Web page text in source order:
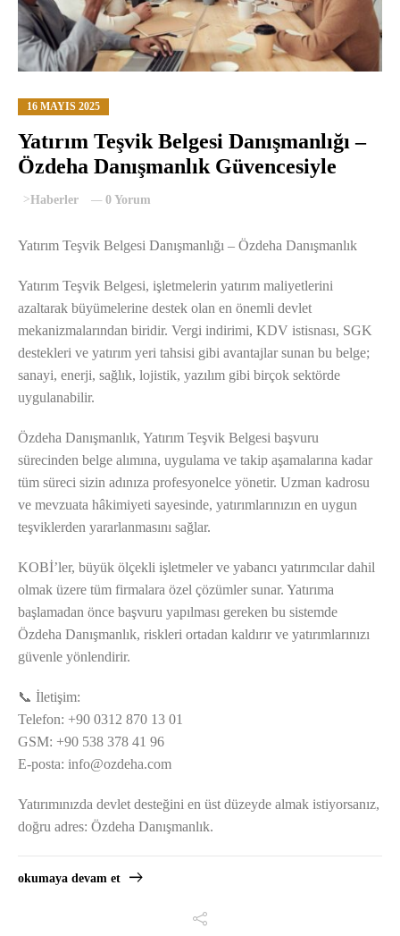
16 MAYIS 2025
Yatırım Teşvik Belgesi Danışmanlığı –
Özdeha Danışmanlık Güvencesiyle
>Haberler 0 Yorum
Yatırım Teşvik Belgesi Danışmanlığı – Özdeha Danışmanlık
Yatırım Teşvik Belgesi, işletmelerin yatırım maliyetlerini
azaltarak büyümelerine destek olan en önemli devlet
mekanizmalarından biridir. Vergi indirimi, KDV istisnası, SGK
destekleri ve yatırım yeri tahsisi gibi avantajlar sunan bu belge;
sanayi, enerji, sağlık, lojistik, yazılım gibi birçok sektörde
uygulanabilir.
Özdeha Danışmanlık, Yatırım Teşvik Belgesi başvuru
sürecinden belge alımına, uygulama ve takip aşamalarına kadar
tüm süreci sizin adınıza profesyonelce yönetir. Uzman kadrosu
ve mevzuata hâkimiyeti sayesinde, yatırımlarınızın en uygun
teşviklerden yararlanmasını sağlar.
KOBİ’ler, büyük ölçekli işletmeler ve yabancı yatırımcılar dahil
olmak üzere tüm firmalara özel çözümler sunar. Yatırıma
başlamadan önce başvuru yapılması gereken bu sistemde
Özdeha Danışmanlık, riskleri ortadan kaldırır ve yatırımlarınızı
güvenle yönlendirir.
📞 İletişim:
Telefon: +90 0312 870 13 01
GSM: +90 538 378 41 96
E-posta: info@ozdeha.com
Yatırımınızda devlet desteğini en üst düzeyde almak istiyorsanız,
doğru adres: Özdeha Danışmanlık.
okumaya devam et